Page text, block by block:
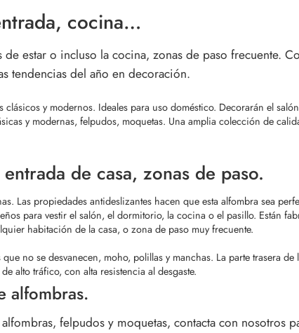
cocina…
estar o incluso la cocina, zonas de paso frecuente.
tendencias del año en decoración.
y modernos. Ideales para uso doméstico. Decorarán el
y modernas, felpudos, moquetas. Una amplia colección de
de casa, zonas de paso.
Las propiedades antideslizantes hacen que esta alfombra sea
para vestir el salón, el dormitorio, la cocina o el pasillo. Están
habitación de la casa, o zona de paso muy frecuente.
no se desvanecen, moho, polillas y manchas. La parte trasera
alto tráfico, con alta resistencia al desgaste.
alfombras.
felpudos y moquetas, contacta con nosotros